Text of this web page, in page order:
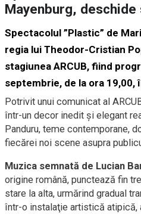
Mayenburg, deschide
Spectacolul ”Plastic” de
regia lui Theodor-Cristian
stagiunea ARCUB, fiind
septembrie, de la ora 19,00,
Potrivit unui comunicat al
într-un decor inedit şi elegant
Panduru, teme contemporane,
fiecărei noi scene asupra
Muzica semnată de Lucian
origine română, punctează fin
stare la alta, urmărind gradual
într-o instalaţie artistică atipică,